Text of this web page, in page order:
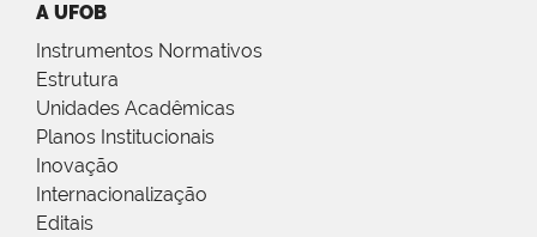
A UFOB
Instrumentos Normativos
Estrutura
Unidades Acadêmicas
Planos Institucionais
Inovação
Internacionalização
Editais